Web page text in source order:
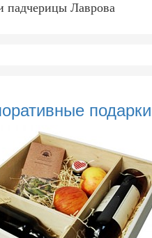
падчерицы Лаврова
подарки